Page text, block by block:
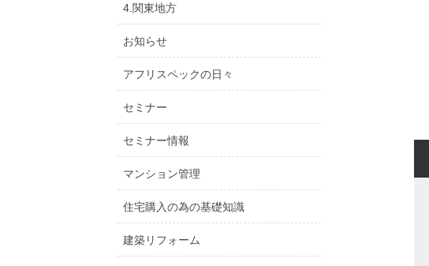
4.関東地方
お知らせ
アフリスペックの日々
セミナー
セミナー情報
マンション管理
住宅購入の為の基礎知識
建築リフォーム